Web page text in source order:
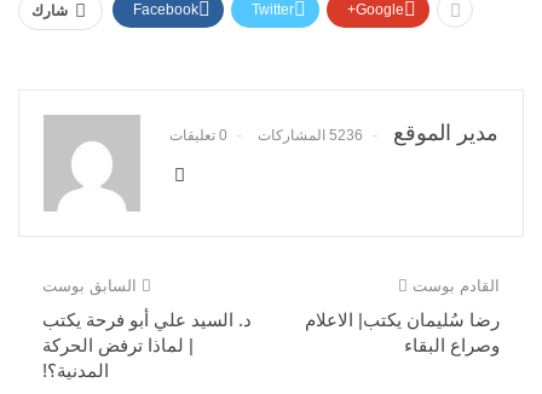
شارك Facebook Twitter Google+
مدير الموقع 5236 المشاركات 0 تعليقات
السابق بوست
د. السيد علي أبو فرحة يكتب
| لماذا ترفض الحركة
المدنية؟!
القادم بوست
رضا سُليمان يكتب| الاعلام
وصراع البقاء